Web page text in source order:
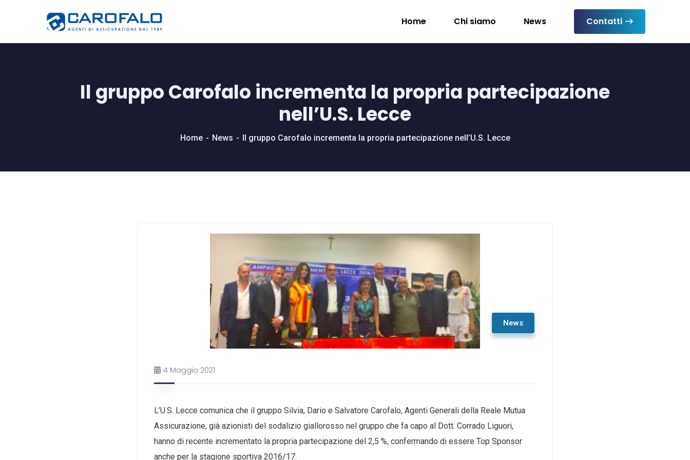
Home Chi siamo News Contatti
Il gruppo Carofalo incrementa la propria partecipazione
nell’U.S. Lecce
Home News Il gruppo Carofalo incrementa la propria partecipazione nell’U.S. Lecce
News
4 Maggio 2021
L’U.S. Lecce comunica che il gruppo Silvia, Dario e Salvatore Carofalo, Agenti Generali della Reale Mutua
Assicurazione, già azionisti del sodalizio giallorosso nel gruppo che fa capo al Dott. Corrado Liguori,
hanno di recente incrementato la propria partecipazione del 2,5 %, confermando di essere Top Sponsor
anche per la stagione sportiva 2016/17.